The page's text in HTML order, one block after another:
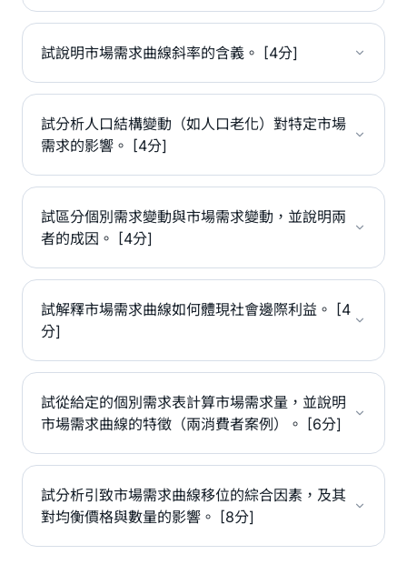
試說明市場需求曲線斜率的含義。 [4分]
試分析人口結構變動（如人口老化）對特定市場
需求的影響。 [4分]
試區分個別需求變動與市場需求變動，並說明兩
者的成因。 [4分]
試解釋市場需求曲線如何體現社會邊際利益。 [4
分]
試從給定的個別需求表計算市場需求量，並說明
市場需求曲線的特徵（兩消費者案例）。 [6分]
試分析引致市場需求曲線移位的綜合因素，及其
對均衡價格與數量的影響。 [8分]